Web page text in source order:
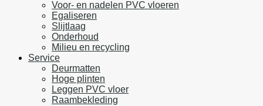
Voor- en nadelen PVC vloeren
Egaliseren
Slijtlaag
Onderhoud
Milieu en recycling
Service
Deurmatten
Hoge plinten
Leggen PVC vloer
Raambekleding